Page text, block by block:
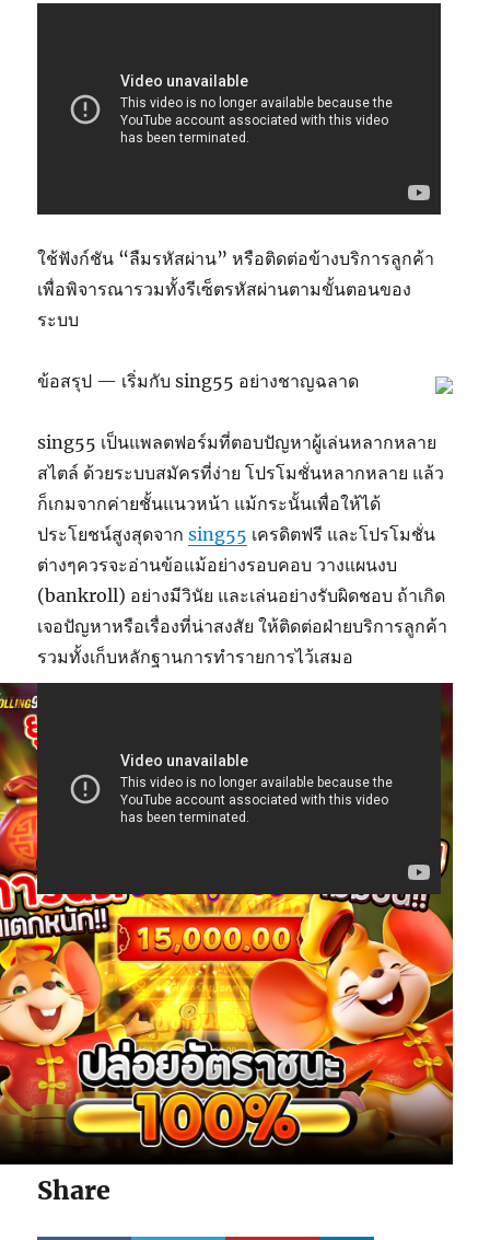
ใช้ฟังก์ชัน “ลืมรหัสผ่าน” หรือติดต่อข้างบริการลูกค้า
เพื่อพิจารณารวมทั้งรีเซ็ตรหัสผ่านตามขั้นตอนของ
ระบบ
ข้อสรุป — เริ่มกับ sing55 อย่างชาญฉลาด
sing55 เป็นแพลตฟอร์มที่ตอบปัญหาผู้เล่นหลากหลาย
สไตล์ ด้วยระบบสมัครที่ง่าย โปรโมชั่นหลากหลาย แล้ว
ก็เกมจากค่ายชั้นแนวหน้า แม้กระนั้นเพื่อให้ได้
ประโยชน์สูงสุดจากsing55 เครดิตฟรี และโปรโมชั่น
ต่างๆควรจะอ่านข้อแม้อย่างรอบคอบ วางแผนงบ
(bankroll) อย่างมีวินัย และเล่นอย่างรับผิดชอบ ถ้าเกิด
เจอปัญหาหรือเรื่องที่น่าสงสัย ให้ติดต่อฝ่ายบริการลูกค้า
รวมทั้งเก็บหลักฐานการทำรายการไว้เสมอ
Share